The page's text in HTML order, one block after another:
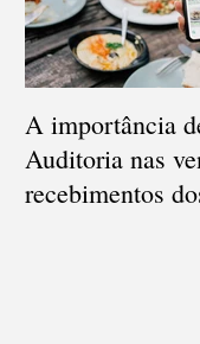
A importância
Auditoria nas
recebimentos